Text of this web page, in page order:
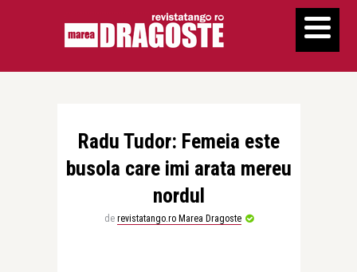
Radu Tudor: Femeia este
busola care imi arata mereu
nordul
de revistatango.ro Marea Dragoste